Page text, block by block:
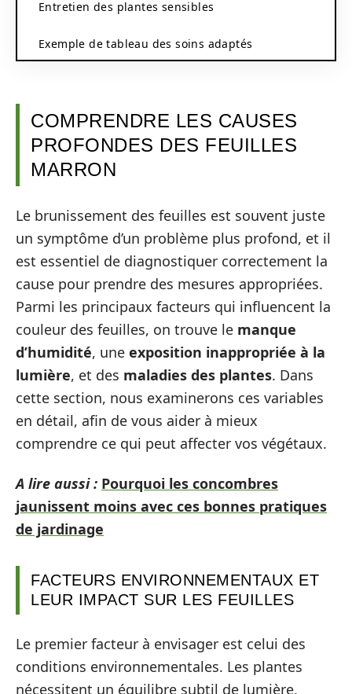
Entretien des plantes sensibles
Exemple de tableau des soins adaptés
COMPRENDRE LES CAUSES
PROFONDES DES FEUILLES
MARRON
Le brunissement des feuilles est souvent juste
un symptôme d’un problème plus profond, et il
est essentiel de diagnostiquer correctement la
cause pour prendre des mesures appropriées.
Parmi les principaux facteurs qui influencent la
couleur des feuilles, on trouve le manque
d’humidité, une exposition inappropriée à la
lumière, et des maladies des plantes. Dans
cette section, nous examinerons ces variables
en détail, afin de vous aider à mieux
comprendre ce qui peut affecter vos végétaux.
A lire aussi : Pourquoi les concombres
jaunissent moins avec ces bonnes pratiques
de jardinage
FACTEURS ENVIRONNEMENTAUX ET
LEUR IMPACT SUR LES FEUILLES
Le premier facteur à envisager est celui des
conditions environnementales. Les plantes
nécessitent un équilibre subtil de lumière,